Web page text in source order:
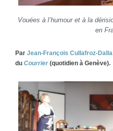
Vouées à l’humour et à la
en
Par Jean-François Cullafroz-
du Courrier (quotidien à Genève).